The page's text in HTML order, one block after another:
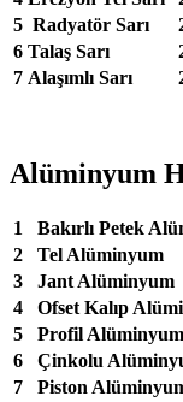
5 Radyatör Sarı
6 Talaş Sarı
7 Alaşımlı Sarı
Alüminyum
1 Bakırlı Petek
2
Tel Alüminyum
3
Jant Alüminyum
4
Ofset Kalıp
5
Profil Alüminyum
6
Çinkolu
7
Piston